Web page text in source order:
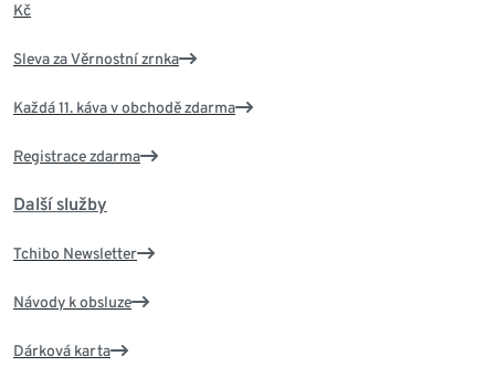
Kč
Sleva za Věrnostní zrnka
Každá 11. káva v obchodě zdarma
Registrace zdarma
Další služby
Tchibo Newsletter
Návody k obsluze
Dárková karta